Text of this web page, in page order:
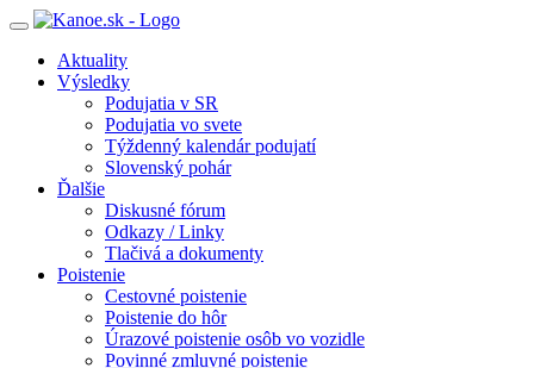
Toggle
navigationAktuality
Výsledky
Podujatia v SR
Podujatia vo svete
Týždenný kalendár podujatí
Slovenský pohár
Ďalšie
Diskusné fórum
Odkazy / Linky
Tlačivá a dokumenty
Poistenie
Cestovné poistenie
Poistenie do hôr
Úrazové poistenie osôb vo vozidle
Povinné zmluvné poistenie